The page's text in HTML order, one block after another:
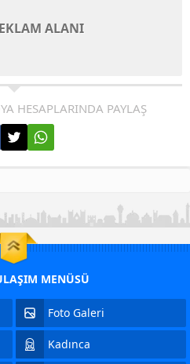
ALANI
HESAPLARINDA PAYLAŞ
MENÜSÜ
Foto Galeri
Kadınca